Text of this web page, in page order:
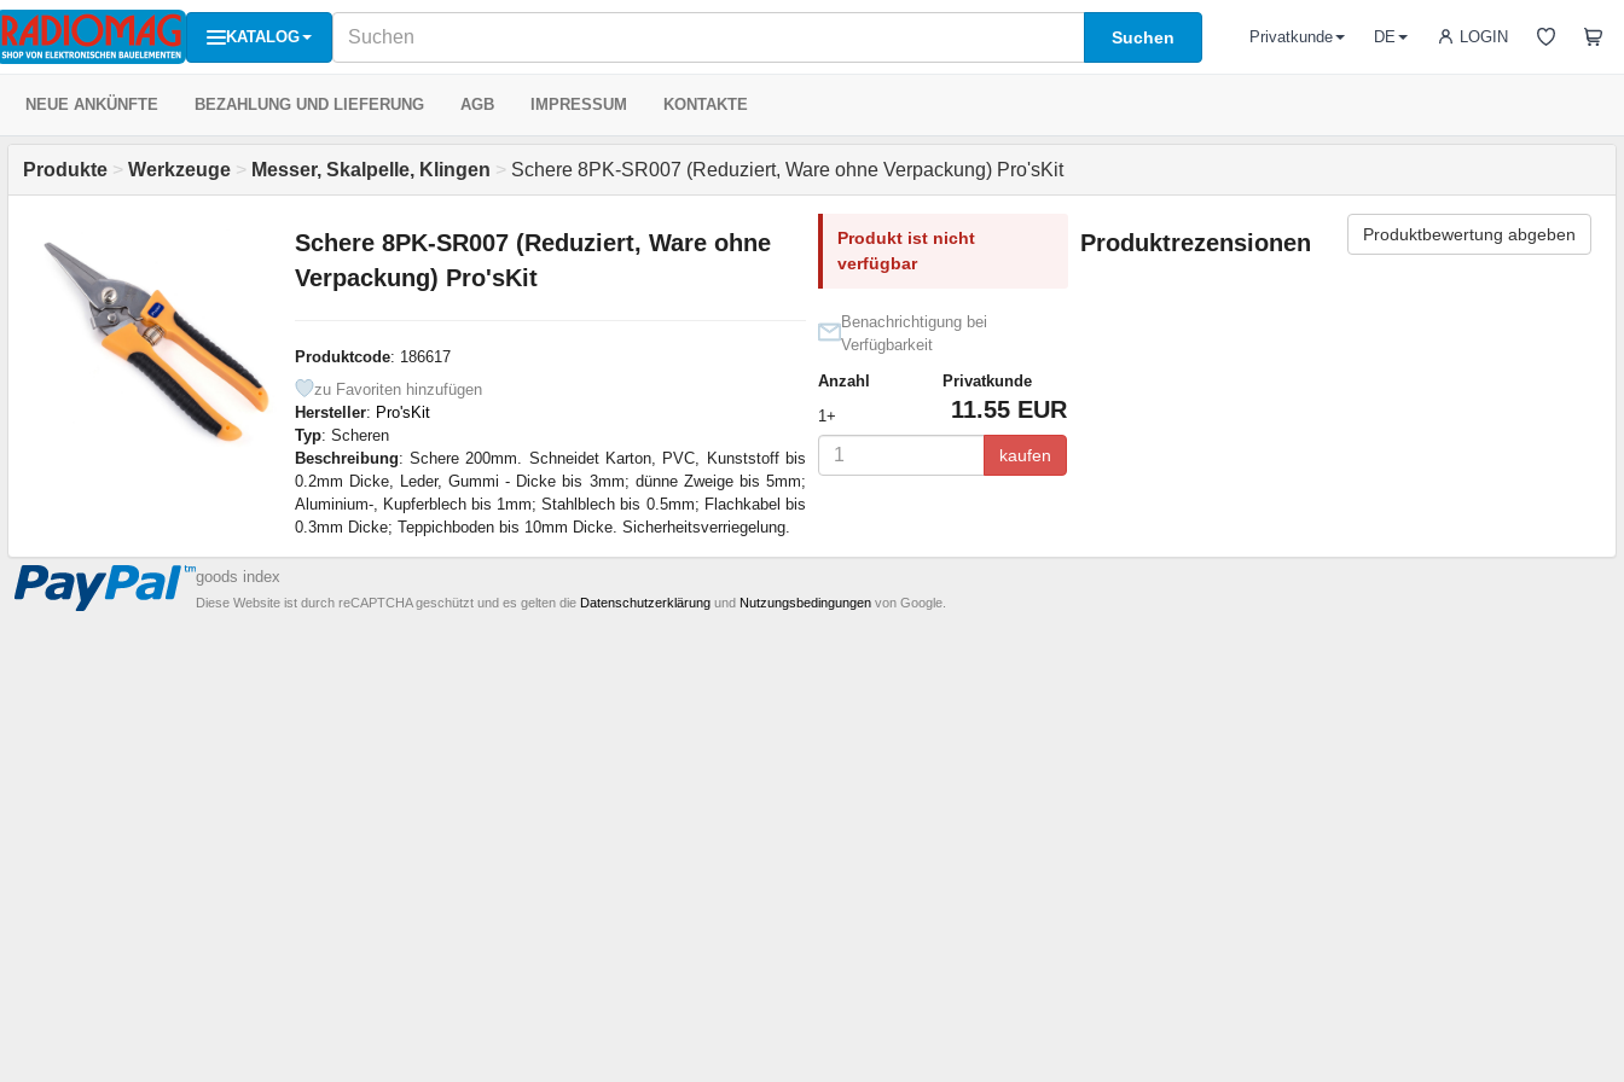
KATALOG Suchen LOGIN
Privatkunde DE
NEUE ANKÜNFTE BEZAHLUNG UND LIEFERUNG AGB IMPRESSUM KONTAKTE
Produkte > Werkzeuge > Messer, Skalpelle, Klingen > Schere 8PK-SR007 (Reduziert, Ware ohne Verpackung) Pro'sKit
Schere 8PK-SR007 (Reduziert, Ware ohne
Verpackung) Pro'sKit
Produktcode: 186617
zu Favoriten hinzufügen
Hersteller: Pro'sKit
Typ: Scheren
Beschreibung: Schere 200mm. Schneidet Karton, PVC, Kunststoff bis
0.2mm Dicke, Leder, Gummi - Dicke bis 3mm; dünne Zweige bis 5mm;
Aluminium-, Kupferblech bis 1mm; Stahlblech bis 0.5mm; Flachkabel bis
0.3mm Dicke; Teppichboden bis 10mm Dicke. Sicherheitsverriegelung.
Produkt ist nicht
verfügbar
Benachrichtigung bei
Verfügbarkeit
Anzahl
Privatkunde
1+
11.55 EUR
kaufen
Produktrezensionen Produktbewertung abgeben
goods index
Diese Website ist durch reCAPTCHA geschützt und es gelten die Datenschutzerklärung und Nutzungsbedingungen von Google.